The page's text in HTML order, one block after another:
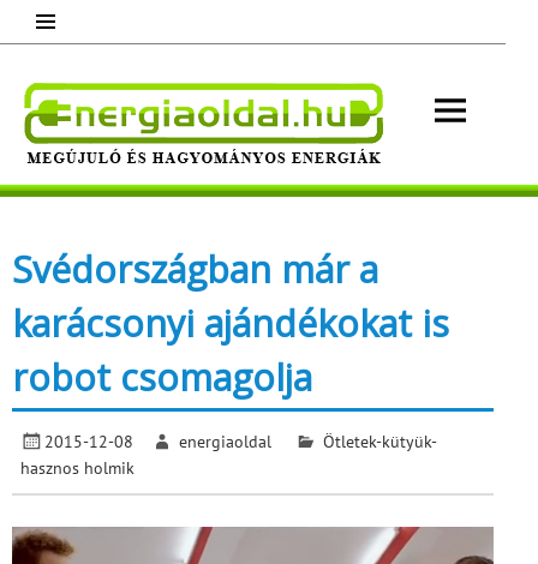
content
Megújuló és hagyományos energiák.
Svédországban már a
karácsonyi ajándékokat is
robot csomagolja
2015-12-08 energiaoldal
Ötletek-kütyük-
hasznos holmik